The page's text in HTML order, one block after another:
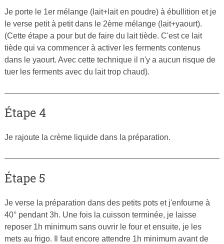
Je porte le 1er mélange (lait+lait en poudre) à ébullition et je
le verse petit à petit dans le 2ème mélange (lait+yaourt).
(Cette étape a pour but de faire du lait tiède. C'est ce lait
tiède qui va commencer à activer les ferments contenus
dans le yaourt. Avec cette technique il n'y a aucun risque de
tuer les ferments avec du lait trop chaud).
Étape 4
Je rajoute la crème liquide dans la préparation.
Étape 5
Je verse la préparation dans des petits pots et j'enfourne à
40° pendant 3h. Une fois la cuisson terminée, je laisse
reposer 1h minimum sans ouvrir le four et ensuite, je les
mets au frigo. Il faut encore attendre 1h minimum avant de